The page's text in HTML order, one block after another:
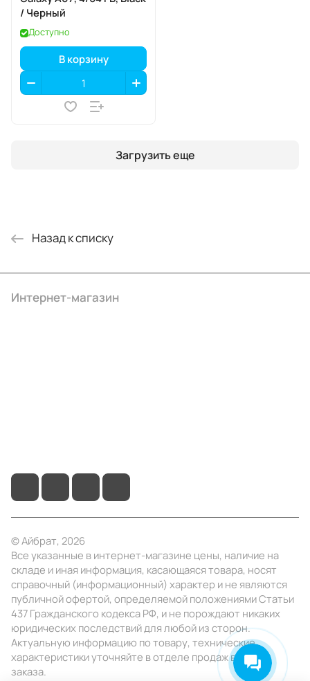
/ Черный
Доступно
В корзину
Загрузить еще
Назад к списку
Интернет-магазин
© Айбрат, 2026
Все указанные в интернет-магазине цены, наличие на
складе и иная информация, касающаяся товара, носят
справочный (информационный) характер и не являются
публичной офертой, определяемой положениями Статьи
437 Гражданского кодекса РФ, и не порождают никаких
юридических последствий для любой из сторон.
Актуальную информацию по товару, технические
характеристики уточняйте в отделе продаж в день
заказа.